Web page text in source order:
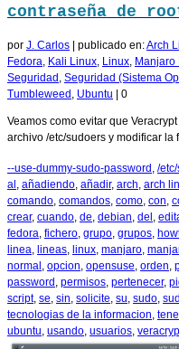
contraseña de
por J. Carlos publicado en:Arch
Fedora, Kali Linux, Linux, Manjaro
Seguridad , Seguridad (Sistema
Tumbleweed , Ubuntu 0
Veamos como evitar que
archivo /etc/sudoers y modificar
--use-dummy-sudo-password , /
al , añadiendo, añadir, arch, arch
comando, comandos, como, con,
crear, cuando, de, debian, del ,
fedora, fichero, grupo, grupos,
linea, lineas, linux, manjaro,
normal , opcion, opensuse, orden,
password , permisos, pertenecer,
script, se, sin, solicite, su, sudo,
tecnologias de la informacion,
ubuntu, usando, usuarios,